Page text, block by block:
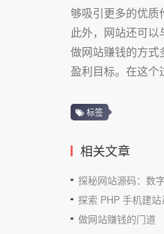
够吸引更多的优质
此外，网站还可以
做网站赚钱的方式
盈利目标。在这个
标签
相关文章
探秘网站源码：数
探索 PHP 手机建
做网站赚钱的门道